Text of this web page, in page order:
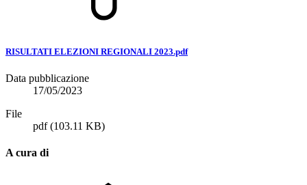
RISULTATI ELEZIONI REGIONALI 2023.pdf
Data pubblicazione
17/05/2023
File
pdf(103.11 KB)
A cura di